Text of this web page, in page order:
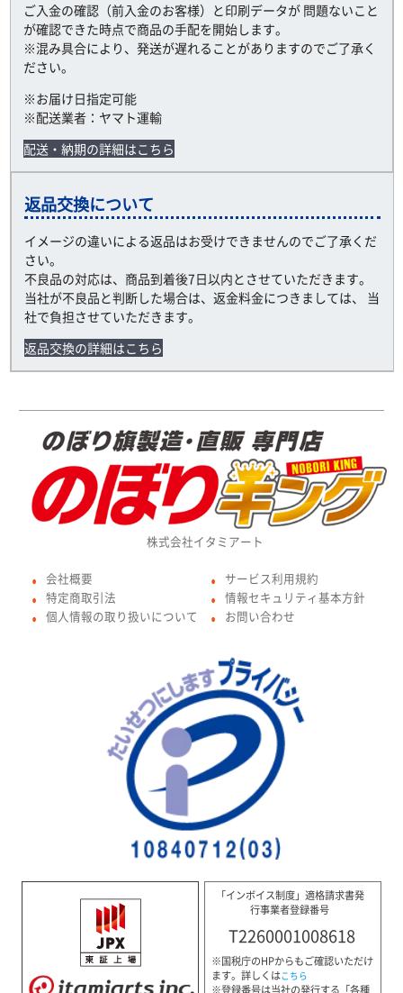
ご入金の確認（前入金のお客様）と印刷データが 問題ないこと
が確認できた時点で商品の手配を開始します。
※混み具合により、発送が遅れることがありますのでご了承く
ださい。
※お届け日指定可能
※配送業者：ヤマト運輸
配送・納期の詳細はこちら
返品交換について
イメージの違いによる返品はお受けできませんのでご了承くだ
さい。
不良品の対応は、商品到着後7日以内とさせていただきます。
当社が不良品と判断した場合は、返金料金につきましては、 当
社で負担させていただきます。
返品交換の詳細はこちら
株式会社イタミアート
● 会社概要
● 特定商取引法
● 個人情報の取り扱いについて
● サービス利用規約
● 情報セキュリティ基本方針
● お問い合わせ
「インボイス制度」適格請求書発
行事業者登録番号
T2260001008618
※国税庁のHPからもご確認いただけ
ます。詳しくはこちら
※登録番号は当社の発行する「各種